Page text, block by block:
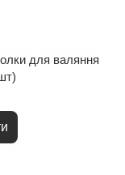
для валяння